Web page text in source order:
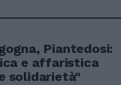
Piantedosi:
e affaristica
solidarietà"